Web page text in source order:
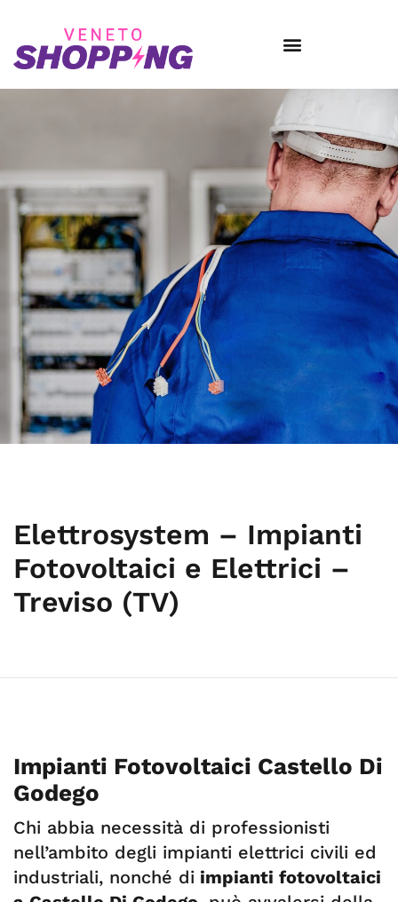
Elettrosystem – Impianti
Fotovoltaici e Elettrici –
Treviso (TV)
Impianti Fotovoltaici Castello Di
Godego
Chi abbia necessità di professionisti
nell’ambito degli impianti elettrici civili ed
industriali, nonché di impianti fotovoltaici